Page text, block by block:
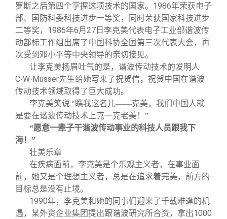
罗斯之后第四个掌握这项技术的国家。 1986年荣获电子
部、国防科委科技进步一等奖，同时荣获国家科技进步
二等奖， 1986年6月 27 日李克美代表电子工业部谐波传
动部标工作组出席了中国科协全国第三次代表大会，再
次受到邓小平等中央领导的亲切接见。
让李克美扬眉吐气的是，谐波传动技术的发明人
C·W·Musser先生给她写来了祝贺信，祝贺中国在谐波
传动技术领域取得了巨大成功。
李克美笑说:“瞧我这名儿——克美，我们中国人就
是要在谐波传动技术上克一克老美！”
“愿意一辈子干谐波传动事业的科技人员跟我下
海！”
壮美乐章
在疾病面前，李克美是个乐观主义者，在事业面
前，她又是个理想主义者，总是在追求着完美，前方的
目标总是没有止境。
1990年，李克美和她的同事们迎来了千载难逢的机
遇，某外资企业集团提出跟谐波研究所合资，拿出1000